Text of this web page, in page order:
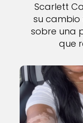
Scarlett
su cambio
sobre una
que